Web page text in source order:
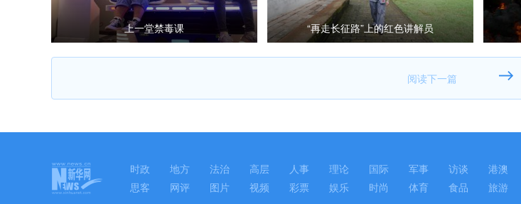
上一堂禁毒课 “再走长征路”上的红色讲解员
时政 地方 法治 高层 人事 理论 国际 军事 访谈 港澳
思客
网评 图片 视频 彩票 娱乐 时尚 体育 食品 旅游